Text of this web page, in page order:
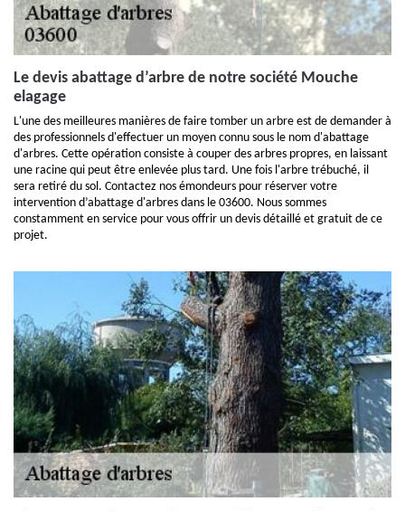
Le devis abattage d’arbre de notre société Mouche
elagage
L'une des meilleures manières de faire tomber un arbre est de demander à
des professionnels d'effectuer un moyen connu sous le nom d'abattage
d'arbres. Cette opération consiste à couper des arbres propres, en laissant
une racine qui peut être enlevée plus tard. Une fois l'arbre trébuché, il
sera retiré du sol. Contactez nos émondeurs pour réserver votre
intervention d’abattage d'arbres dans le 03600. Nous sommes
constamment en service pour vous offrir un devis détaillé et gratuit de ce
projet.